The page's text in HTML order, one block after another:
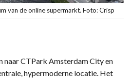
van de online supermarkt. Foto: Crisp
naar CTPark Amsterdam City en
hypermoderne locatie. Het